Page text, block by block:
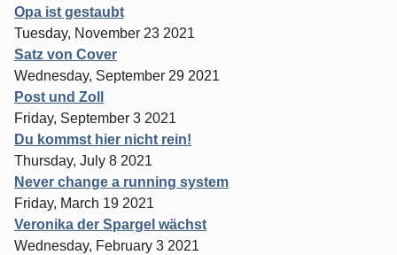
Opa ist gestaubt
Tuesday, November 23 2021
Satz von Cover
Wednesday, September 29 2021
Post und Zoll
Friday, September 3 2021
Du kommst hier nicht rein!
Thursday, July 8 2021
Never change a running system
Friday, March 19 2021
Veronika der Spargel wächst
Wednesday, February 3 2021